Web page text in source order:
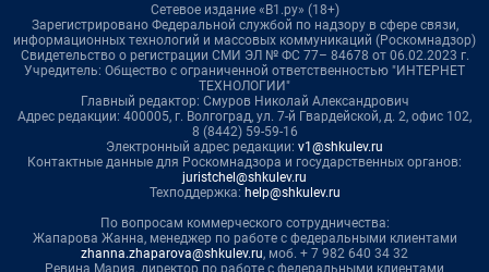
Сетевое издание «В1.ру» (18+)
Зарегистрировано Федеральной службой по надзору в сфере связи,
информационных технологий и массовых коммуникаций (Роскомнадзор)
Свидетельство о регистрации СМИ ЭЛ № ФС 77– 84678 от 06.02.2023 г.
Учредитель: Общество с ограниченной ответственностью "ИНТЕРНЕТ
ТЕХНОЛОГИИ"
Главный редактор: Смуров Николай Александрович
Адрес редакции: 400005, г. Волгоград, ул. 7-й Гвардейской, д. 2, офис 102,
8 (8442) 59-59-16
Электронный адрес редакции: v1@shkulev.ru
Контактные данные для Роскомнадзора и государственных органов:
juristchel@shkulev.ru
Техподдержка: help@shkulev.ru
По вопросам коммерческого сотрудничества:
Жапарова Жанна, менеджер по работе с федеральными клиентами
zhanna.zhaparova@shkulev.ru, моб. + 7 982 640 34 32
Ревина Мария, директор по работе с федеральными клиентами